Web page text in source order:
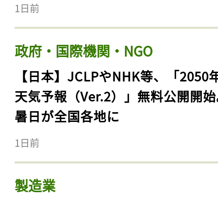
1日前
政府・国際機関・NGO
【日本】JCLPやNHK等、「2050
天気予報（Ver.2）」無料公開開
暑日が全国各地に
1日前
製造業